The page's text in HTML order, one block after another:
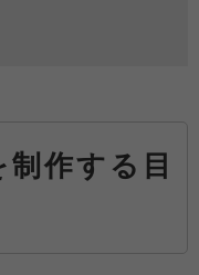
制作する目